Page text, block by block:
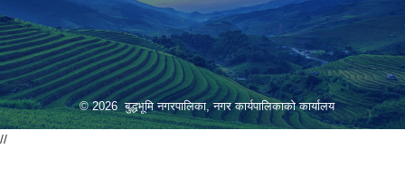
© 2026 बुद्धभूमि नगरपालिका, नगर कार्यपालिकाको कार्यालय
//